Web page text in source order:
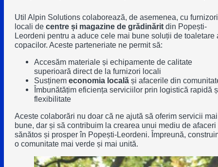
Util Alpin Solutions colaborează, de asemenea, cu furnizori
locali de centre și magazine de grădinăritdin Popești-
Leordeni pentru a aduce cele mai bune soluții de toaletare
copacilor. Aceste parteneriate ne permit să:
Accesăm materiale și echipamente de calitate
superioară direct de la furnizori locali
Susținem economia localăși afacerile din
Îmbunătățim eficiența serviciilor prin logistică rapidă
flexibilitate
Aceste colaborări nu doar că ne ajută să oferim servicii mai
bune, dar și să contribuim la crearea unui mediu de afaceri
sănătos și prosper în Popești-Leordeni. Împreună,
o comunitate mai verde și mai unită.